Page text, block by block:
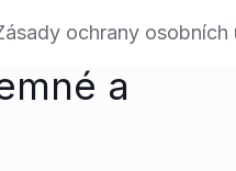
ochrany osobních
a